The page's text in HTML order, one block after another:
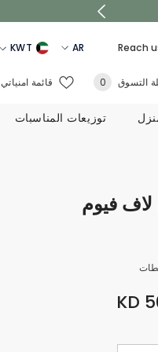
Reach
AR
KWT
التسوق 0 قائمة امنياتي
توزيعات المناسبات
فيوم